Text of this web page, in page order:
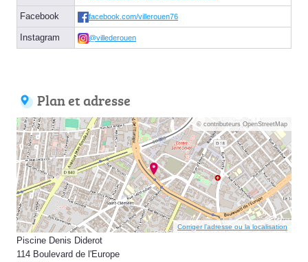
Facebook facebook.com/villerouen76
Instagram @villederouen
Plan et adresse
© contributeurs OpenStreetMap
Corriger l’adresse ou la localisation
Piscine Denis Diderot
114 Boulevard de l'Europe